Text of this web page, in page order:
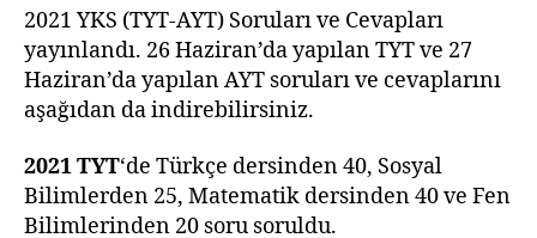
Soruları
ve
Cevapları
2021 YKS (TYT-AYT) Soruları ve Cevapları
yayınlandı. 26 Haziran’da yapılan TYT ve 27
Haziran’da yapılan AYT soruları ve cevaplarını
aşağıdan da indirebilirsiniz.
2021 TYT‘de Türkçe dersinden 40, Sosyal
Bilimlerden 25, Matematik dersinden 40 ve Fen
Bilimlerinden 20 soru soruldu.